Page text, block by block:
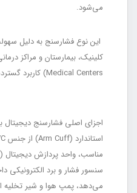
می‌شود.
این نوع فشارسنج به دلیل
Medical Centers) کاربرد گسترده دارد.
اجزای اصلی فشارسنج دیجیتال
سنسور فشار و برد الکترونیکی